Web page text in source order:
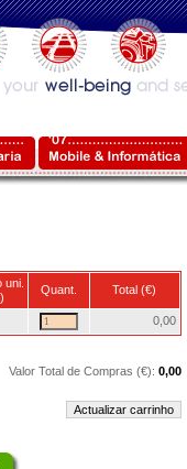
uni.
Quant. Total (€)
0,00
Valor Total de Compras (€): 0,00
Actualizar carrinho